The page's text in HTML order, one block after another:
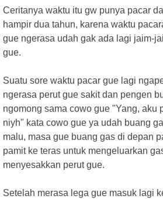
Ceritanya waktu itu gw punya pacar
hampir dua tahun, karena waktu
gue ngerasa udah gak ada lagi jaim-
gue.
Suatu sore waktu pacar gue lagi
ngerasa perut gue sakit dan pengen
ngomong sama cowo gue "Yang, aku
niyh" kata cowo gue ya udah buang
malu, masa gue buang gas di depan
pamit ke teras untuk mengeluarkan
menyesakkan perut gue.
Setelah merasa lega gue masuk lagi